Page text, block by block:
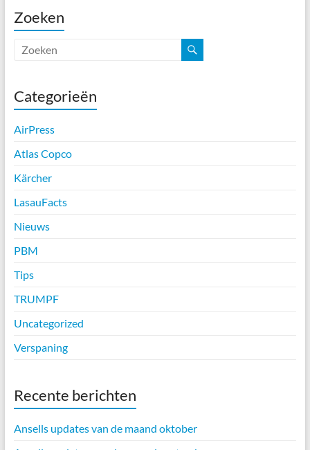
Zoeken
Categorieën
AirPress
Atlas Copco
Kärcher
LasauFacts
Nieuws
PBM
Tips
TRUMPF
Uncategorized
Verspaning
Recente berichten
Ansells updates van de maand oktober